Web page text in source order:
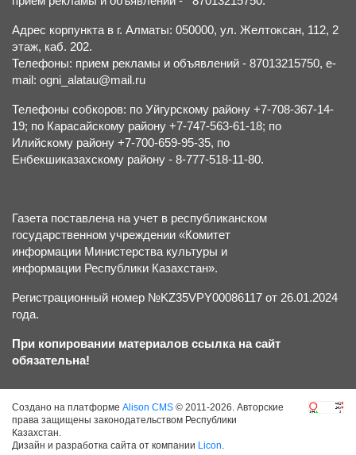
Адрес корпункта в г. Алматы: 050000, ул. Желтоксан, 112, 2
этаж, каб. 202.
Телефоны: прием рекламы и объявлений - 87013215750, e-
mail: ogni_alatau@mail.ru
Телефоны собкоров: по Уйгурскому району +7-708-367-14-
19; по Карасайскому району +7-747-563-61-18; по
Илийскому району +7-700-659-95-35, по
Енбекшиказахскому району - 8-777-518-11-80.
Газета поставлена на учет в республиканском
государственном учреждении «Комитет
информации Министерства культуры и
информации Республики Казахстан».
Регистрационный номер №KZ35VPY00086117 от 26.01.2024
года.
При копировании материалов ссылка на сайт
обязательна!
Создано на платформе Alison CMS © 2011-2026. Авторские
права защищены законодательством Республики
Казахстан.
Дизайн и разработка сайта от компании Licon.